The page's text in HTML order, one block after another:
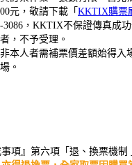
元，敬請下載「 KKTIX購票
，KKTIX不保證傳真成
，不予受理。
本人者需補票價差額始得入
。
項』第六項「退、換票機制